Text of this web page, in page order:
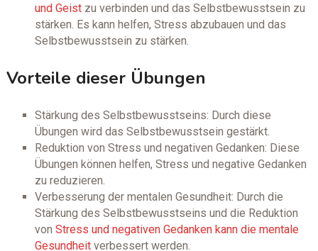
und Geistzu verbinden und das Selbstbewusstsein zu
stärken. Es kann helfen, Stress abzubauen und das
Selbstbewusstsein zu stärken.
Vorteile dieser Übungen
Stärkung des Selbstbewusstseins: Durch diese
Übungen wird das Selbstbewusstsein gestärkt.
Reduktion von Stress und negativen Gedanken: Diese
Übungen können helfen, Stress und negative Gedanken
zu reduzieren.
Verbesserung der mentalen Gesundheit: Durch die
Stärkung des Selbstbewusstseins und die Reduktion
von Stress und negativen Gedanken kann die mentale
Gesundheitverbessert werden.